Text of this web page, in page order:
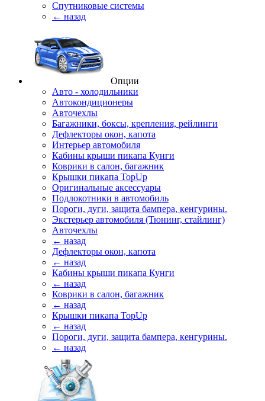
Спутниковые системы
← назад
Опции
Авто - холодильники
Автокондиционеры
Авточехлы
Багажники, боксы, крепления, рейлинги
Дефлекторы окон, капота
Интерьер автомобиля
Кабины крыши пикапа Кунги
Коврики в салон, багажник
Крышки пикапа TopUp
Оригинальные аксессуары
Подлокотники в автомобиль
Пороги, дуги, защита бампера, кенгурины.
Экстерьер автомобиля (Тюнинг, стайлинг)
Авточехлы
← назад
Дефлекторы окон, капота
← назад
Кабины крыши пикапа Кунги
← назад
Коврики в салон, багажник
← назад
Крышки пикапа TopUp
← назад
Пороги, дуги, защита бампера, кенгурины.
← назад